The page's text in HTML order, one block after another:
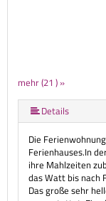
mehr (21 ) »
mehr (21 ) »
mehr (21 ) »
mehr (21 ) »
mehr (21 ) »
mehr (21 ) »
mehr (21 ) »
mehr (21 ) »
mehr (21 ) »
mehr (21 ) »
mehr (21 ) »
mehr (21 ) »
mehr (21 ) »
mehr (21 ) »
mehr (21 ) »
mehr (21 ) »
mehr (21 ) »
mehr (21 ) »
Details
Die
Ferienhauses.In
ihre Mahlzeiten
das Watt bis nach
Das große sehr